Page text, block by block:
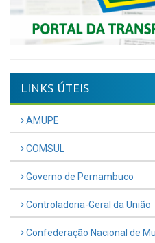
LINKS ÚTEIS
AMUPE
COMSUL
Governo de Pernambuco
Controladoria-Geral da União
Confederação Nacional de